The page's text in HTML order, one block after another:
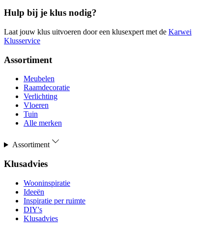
Hulp bij je klus nodig?
Laat jouw klus uitvoeren door een klusexpert met de Karwei
Klusservice
Assortiment
Meubelen
Raamdecoratie
Verlichting
Vloeren
Tuin
Alle merken
Assortiment
Klusadvies
Wooninspiratie
Ideeën
Inspiratie per ruimte
DIY's
Klusadvies